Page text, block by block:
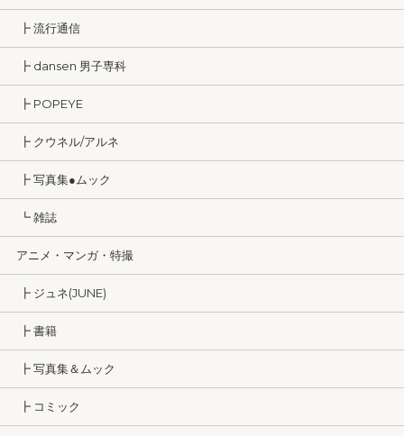
┣ 流行通信
┣ dansen 男子専科
┣ POPEYE
┣ クウネル/アルネ
┣ 写真集●ムック
┗ 雑誌
アニメ・マンガ・特撮
┣ ジュネ(JUNE)
┣ 書籍
┣ 写真集＆ムック
┣ コミック